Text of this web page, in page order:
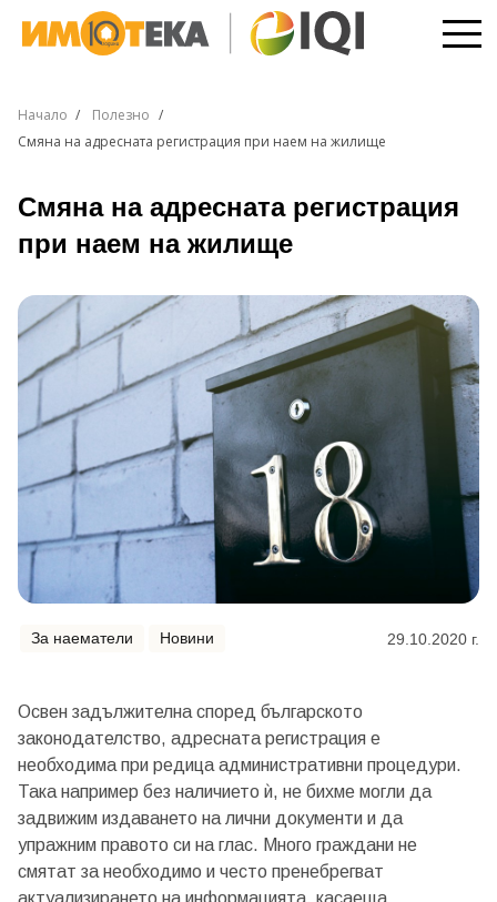
Начало
Полезно
Смяна на адресната регистрация при наем на жилище
Смяна на адресната регистрация
при наем на жилище
За наематели Новини 29.10.2020 г.
Освен задължителна според българското
законодателство, адресната регистрация е
необходима при редица административни процедури.
Така например без наличието ѝ, не бихме могли да
задвижим издаването на лични документи и да
упражним правото си на глас. Много граждани не
смятат за необходимо и често пренебрегват
актуализирането на информацията, касаеща